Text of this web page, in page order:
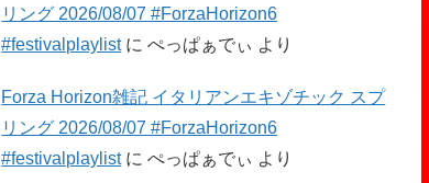
リング 2026/08/07 #ForzaHorizon6
#festivalplaylistにぺっぱぁでぃ より
Forza Horizon雑記 イタリアンエキゾチック スプ
リング 2026/08/07 #ForzaHorizon6
#festivalplaylistにぺっぱぁでぃ より